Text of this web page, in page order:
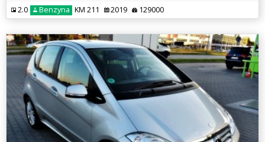
2.0 Benzyna KM 211 2019 129000